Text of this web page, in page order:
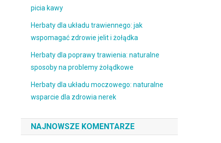
picia kawy
Herbaty dla układu trawiennego: jak
wspomagać zdrowie jelit i żołądka
Herbaty dla poprawy trawienia: naturalne
sposoby na problemy żołądkowe
Herbaty dla układu moczowego: naturalne
wsparcie dla zdrowia nerek
NAJNOWSZE KOMENTARZE